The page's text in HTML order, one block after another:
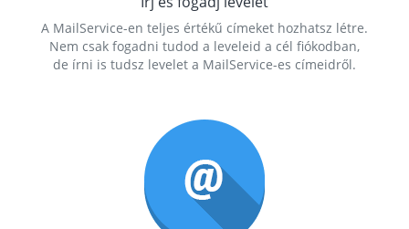
A MailService-en teljes értékű címeket hozhatsz létre.
Nem csak fogadni tudod a leveleid a cél fiókodban,
de írni is tudsz levelet a MailService-es címeidről.